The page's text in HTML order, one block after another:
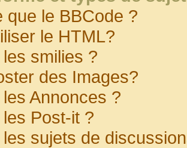
que le BBCode ?
le HTML?
smilies ?
des Images?
Annonces ?
Post-it ?
sujets de